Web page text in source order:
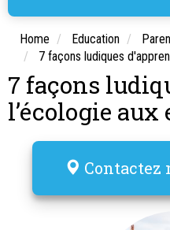
Home Education
7 façons ludiques
7 façons
l’écologie aux
Contactez